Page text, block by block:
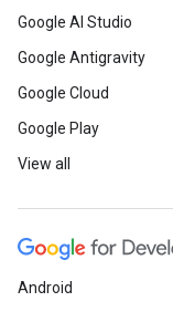
Google AI Studio
Google Antigravity
Google Cloud
Google Play
View all
Android